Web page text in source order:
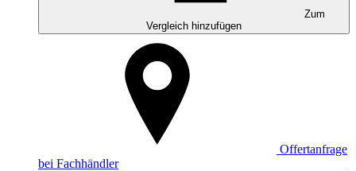
Zum
Vergleich hinzufügen
Offertanfrage
bei Fachhändler